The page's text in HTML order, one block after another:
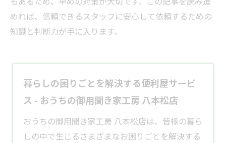
めれば、信頼できるスタッフに安心して依頼するための
知識と判断力が手に入ります。
暮らしの困りごとを解決する便利屋サービ
ス - おうちの御用聞き家工房 八本松店
​おうちの御用聞き家工房 八本松店は、皆様の暮ら
しの中で生じるさまざまなお困りごとを解決する